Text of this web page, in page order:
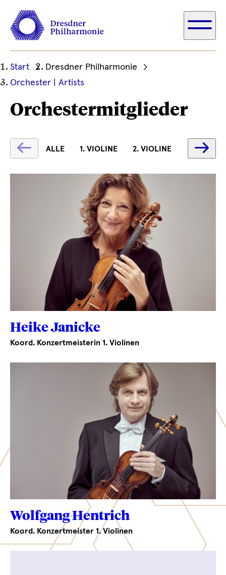
Ihre
aktuelle
Start
Dresdner Philharmonie
Orchester | Artists
Orchestermitglieder
Text
wird
geladen
ALLE 1. VIOLINE 2. VIOLINE
Heike Janicke
Koord. Konzertmeisterin 1. Violinen
Wolfgang Hentrich
Koord. Konzertmeister 1. Violinen